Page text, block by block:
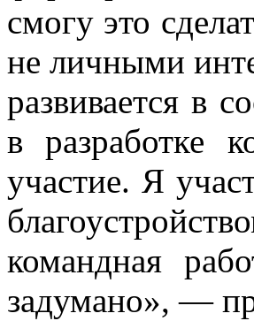
смогу это
не личными
развивается в
в разработке
участие. Я
командная
задумано», —